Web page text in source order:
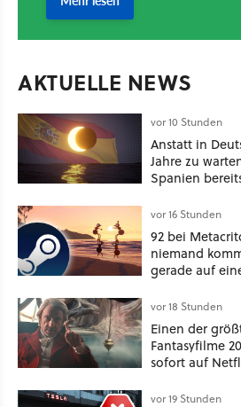
AKTUELLE NEWS
vor 10 Stunden
Anstatt in
Jahre zu
Spanien
vor 16 Stunden
92 bei
niemand
gerade auf
vor 18 Stunden
Einen der
Fantasyfilme
sofort auf
vor 19 Stunden